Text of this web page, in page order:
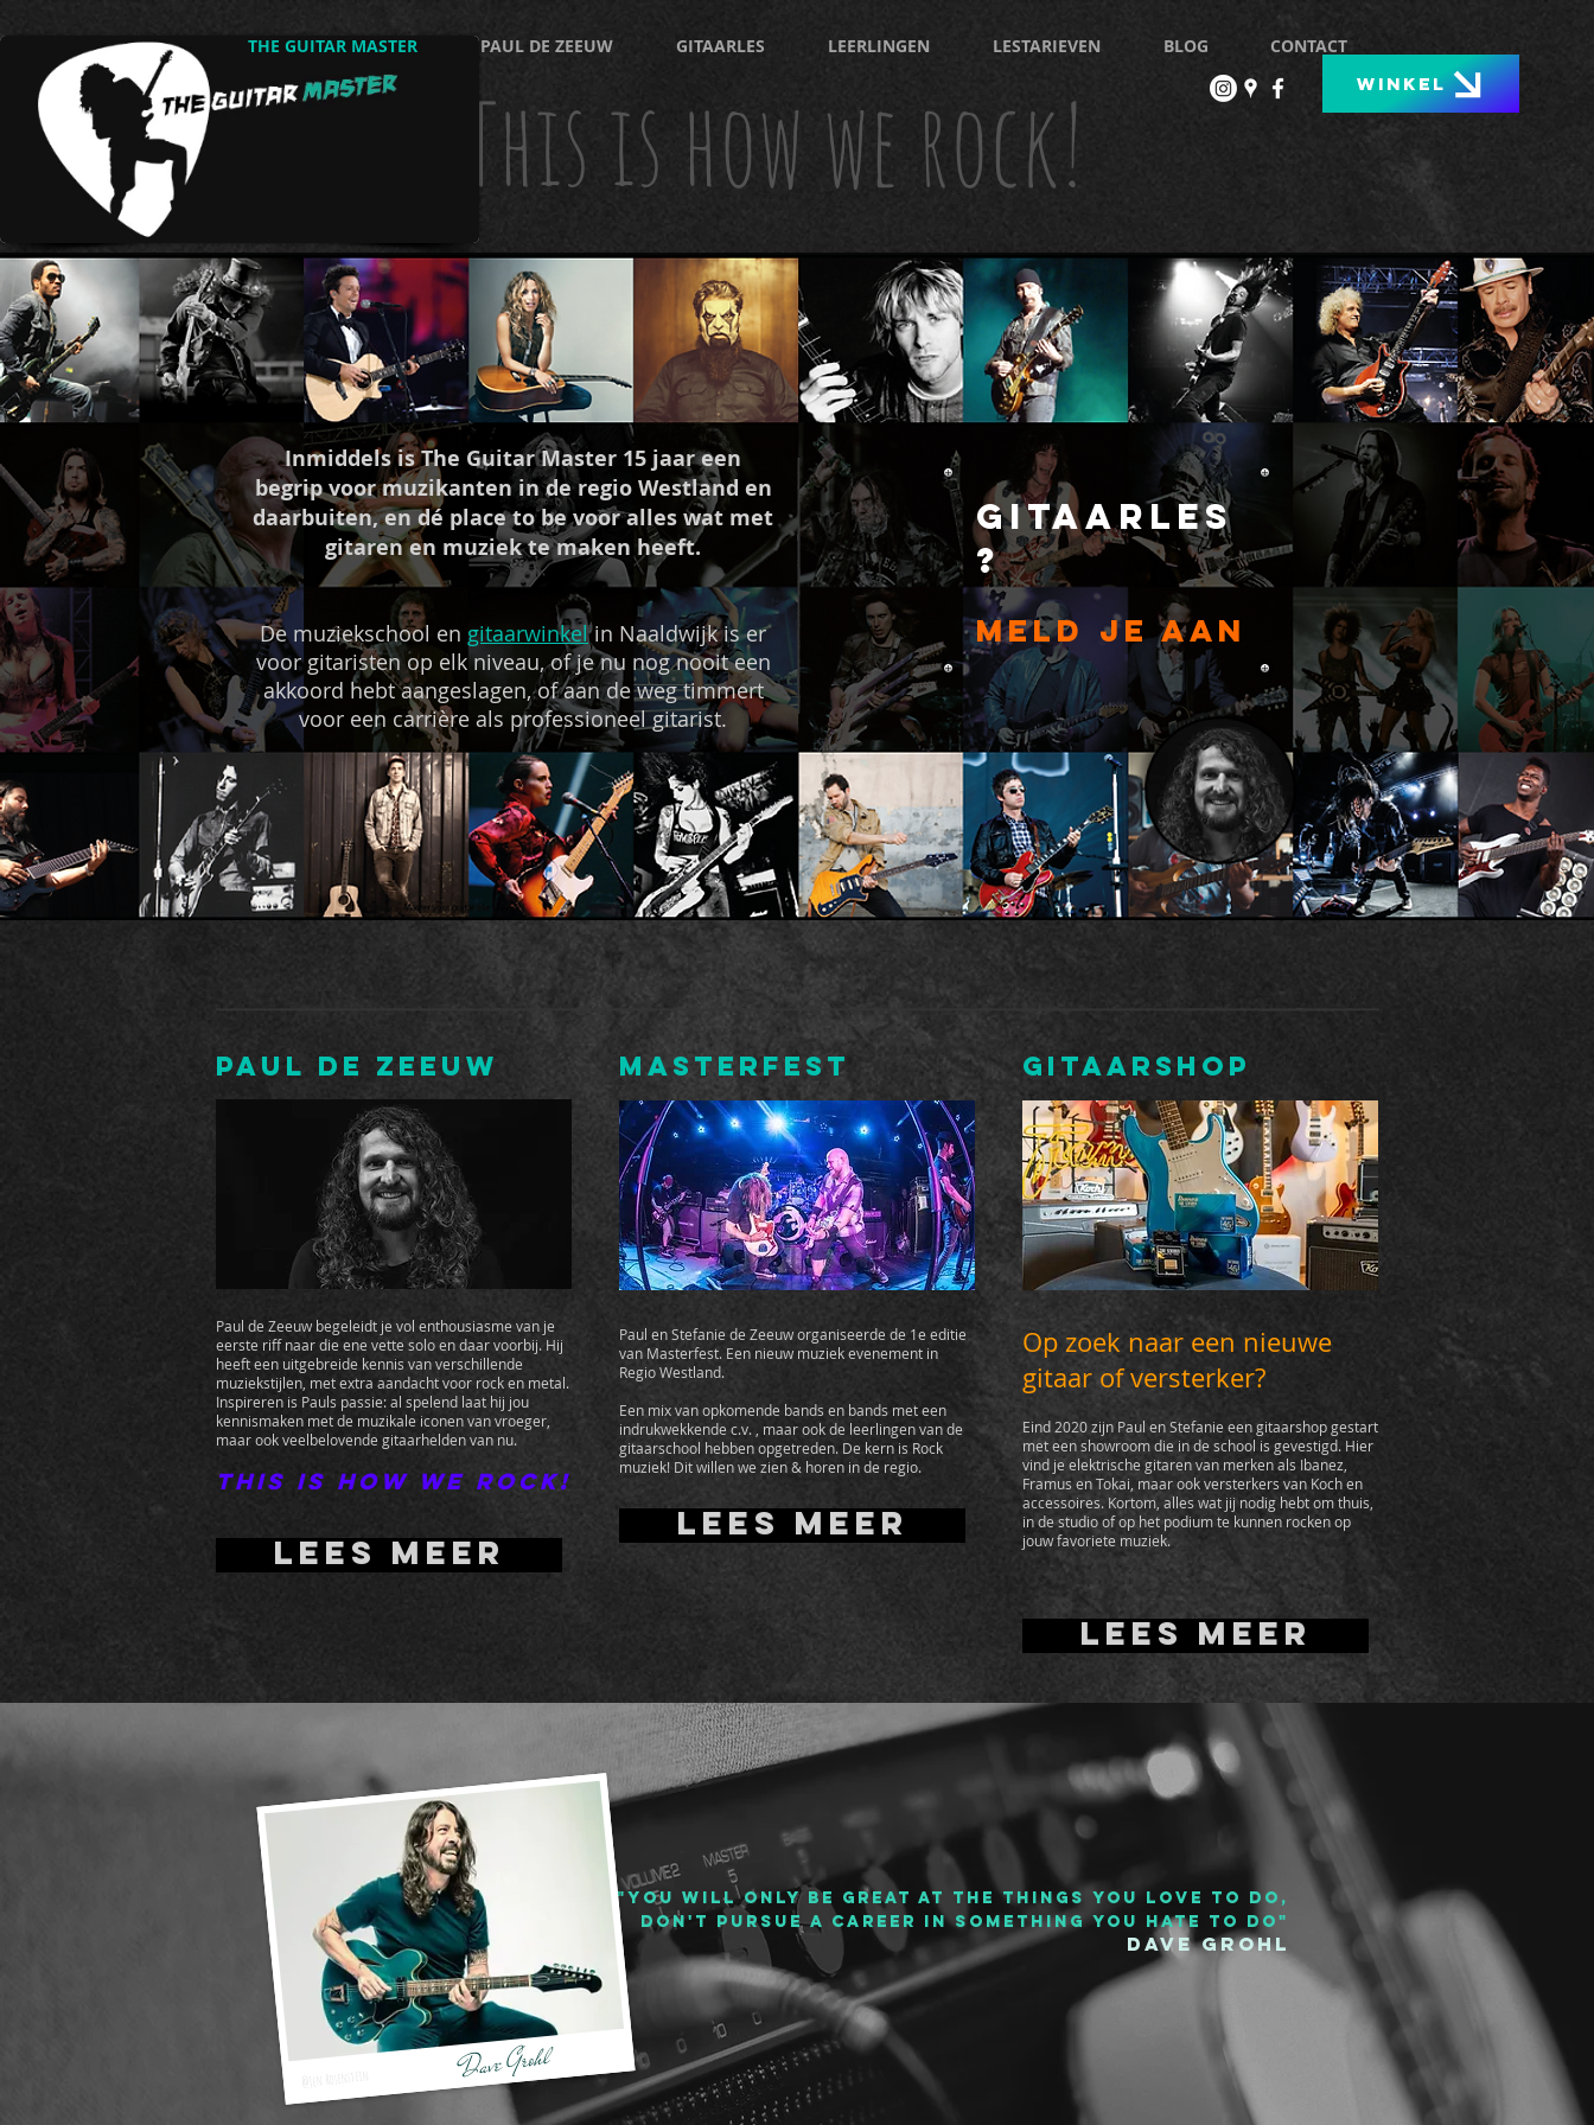
THE GUITAR MASTER PAUL DE ZEEUW GITAARLES LEERLINGEN LESTARIEVEN BLOG
CONTACT
WINKEL
This is how we rock!
Inmiddels is The Guitar Master 15 jaar een
begrip voor muzikanten in de regio Westland en
daarbuiten, en dé place to be voor alles wat met
gitaren en muziek te maken heeft.
De muziekschool en gitaarwinkelin Naaldwijk is er
voor gitaristen op elk niveau, of je nu nog nooit een
akkoord hebt aangeslagen, of aan de weg timmert
voor een carrière als professioneel gitarist.
gitaarLES
?
meld je aan
Paul de Zeeuw
Paul de Zeeuw begeleidt je vol enthousiasme van je
eerste riff naar die ene vette solo en daar voorbij. Hij
heeft een uitgebreide kennis van verschillende
muziekstijlen, met extra aandacht voor rock en metal.
Inspireren is Pauls passie: al spelend laat hij jou
kennismaken met de muzikale iconen van vroeger,
maar ook veelbelovende gitaarhelden van nu.
This is how we rock!
Lees meer
MASTERFEST
Paul en Stefanie de Zeeuw organiseerde de 1e editie
van Masterfest. Een nieuw muziek evenement in
Regio Westland.
Een mix van opkomende bands en bands met een
indrukwekkende c.v. , maar ook de leerlingen van de
gitaarschool hebben opgetreden. De kern is Rock
muziek! Dit willen we zien & horen in de regio.
Lees meer
Gitaarshop
Op zoek naar een nieuwe
gitaar of versterker?
Eind 2020 zijn Paul en Stefanie een gitaarshop gestart
met een showroom die in de school is gevestigd. Hier
vind je elektrische gitaren van merken als Ibanez,
Framus en Tokai, maar ook versterkers van Koch en
accessoires. Kortom, alles wat jij nodig hebt om thuis,
in de studio of op het podium te kunnen rocken op
jouw favoriete muziek.
Lees meer
​"You will only be great at the things you love to do,
don't pursue a career in something you hate to do"
Dave Grohl
Dave Grohl